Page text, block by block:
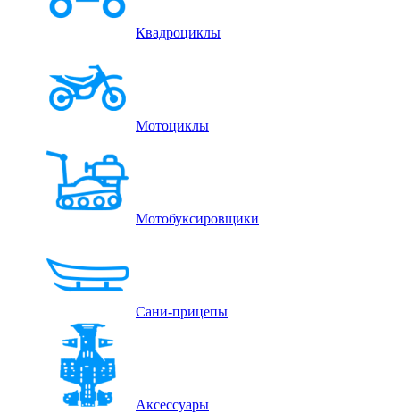
Квадроциклы
Мотоциклы
Мотобуксировщики
Сани-прицепы
Аксессуары